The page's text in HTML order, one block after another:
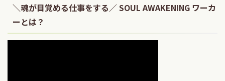
＼魂が目覚める仕事をする／ SOUL AWAKENING ワーカ
ーとは？